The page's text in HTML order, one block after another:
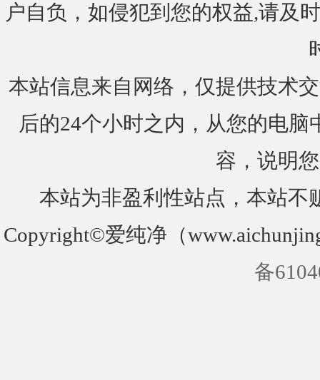
户自负，如侵犯到您的权益,请及
本站信息来自网络，仅提供技术
后的24个小时之内，从您的电
容，说明
本站为非盈利性站点，本站不
Copyright©爱纯净（
备